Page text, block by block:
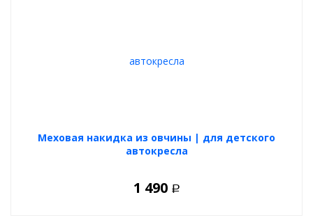
Меховая накидка из овчины | для детского
автокресла
1 490 Р